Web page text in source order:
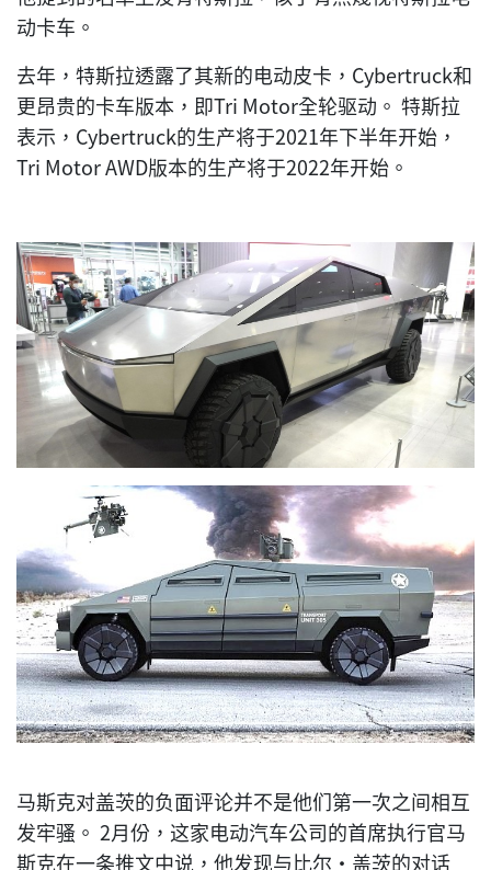
动卡车。
去年，特斯拉透露了其新的电动皮卡，Cybertruck和
更昂贵的卡车版本，即Tri Motor全轮驱动。 特斯拉
表示，Cybertruck的生产将于2021年下半年开始，
Tri Motor AWD版本的生产将于2022年开始。
马斯克对盖茨的负面评论并不是他们第一次之间相互
发牢骚。 2月份，这家电动汽车公司的首席执行官马
斯克在一条推文中说，他发现与比尔·盖茨的对话